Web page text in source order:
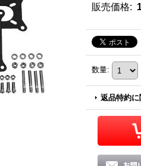
販売価格:
数量:
返品特約